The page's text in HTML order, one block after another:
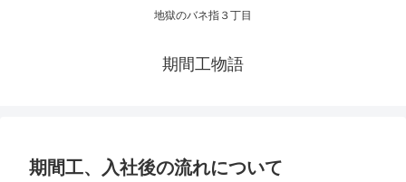
地獄のバネ指３丁目
期間工物語
期間工、入社後の流れについて